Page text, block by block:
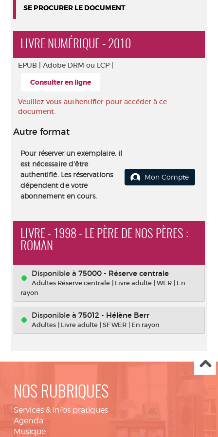
SE PROCURER LE DOCUMENT
LIVRE NUMÉRIQUE - 2010
EPUB | Adobe DRM ou LCP |
Consulter en ligne
Veuillez vous authentifier pour accéder à ce
document.
Autre format
Pour réserver un exemplaire, il
est nécessaire d'être
authentifié. Les réservations
dépendent de votre
abonnement en cours.
Mon Compte
LIVRE - 1998 - LE PÈRE DE NOS PÈRES :
ROMAN
Disponible à 75000 - Réserve centrale
Adultes Réserve centrale | Livre adulte |WER | En
rayon
Disponible à 75012 - Hélène Berr
Adultes | Livre adulte |SF WER | En rayon
NOS RUBRIQUES
Services & infos pratiques
Agenda
Musique